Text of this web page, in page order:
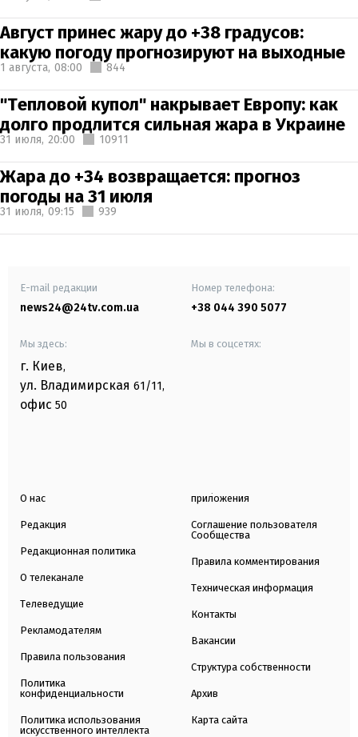
Август принес жару до +38 градусов:
какую погоду прогнозируют на выходные
1 августа, 08:00 844
"Тепловой купол" накрывает Европу: как
долго продлится сильная жара в Украине
31 июля, 20:00 10911
Жара до +34 возвращается: прогноз
погоды на 31 июля
31 июля, 09:15 939
E-mail редакции
news24@24tv.com.ua
Номер телефона:
+38 044 390 5077
Мы здесь:
г. Киев,
ул. Владимирская 61/11,
офис 50
Мы в соцсетях:
О нас
Редакция
Редакционная политика
О телеканале
Телеведущие
Рекламодателям
Правила пользования
Политика
конфиденциальности
Политика использования
искусственного интеллекта
приложения
Соглашение пользователя
Сообщества
Правила комментирования
Техническая информация
Контакты
Вакансии
Структура собственности
Архив
Карта сайта